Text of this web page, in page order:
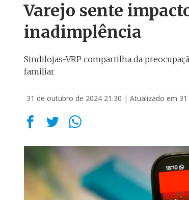
Varejo sente
inadimplência
Sindilojas-VRP compartilha da
familiar
31 de outubro de 2024 21:30 | Atualizado em